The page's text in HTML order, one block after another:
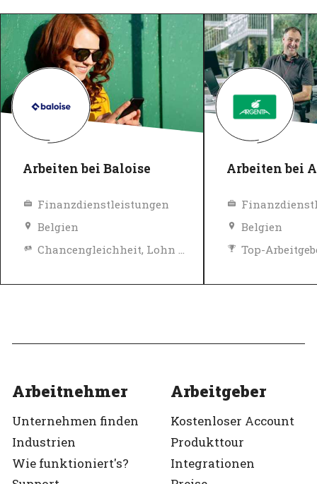
Arbeiten bei Baloise
Finanzdienstleistungen
Belgien
Arbeiten bei
Belgien
Top-
Arbeitnehmer
Unternehmen finden
Industrien
Wie funktioniert's?
Arbeitgeber
Kostenloser Account
Produkttour
Integrationen